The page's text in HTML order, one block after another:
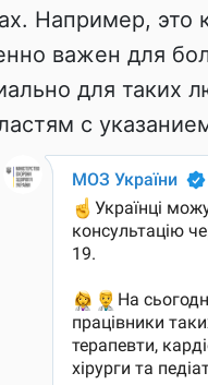
Например, это
важен для
для таких
с